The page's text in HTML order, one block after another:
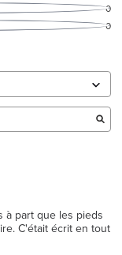
0
0
à part que les pieds
C'était écrit en tout